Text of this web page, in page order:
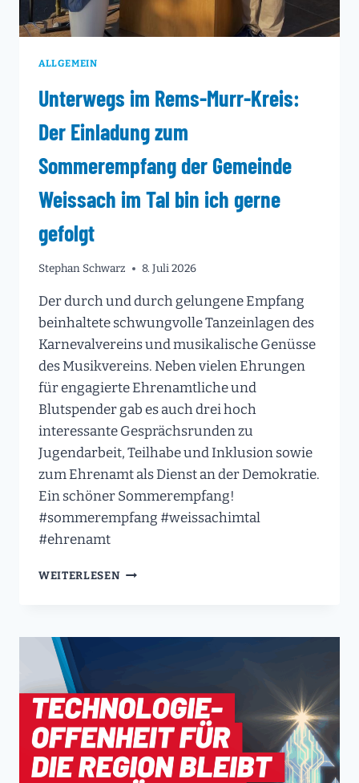
ALLGEMEIN
Unterwegs im Rems-Murr-Kreis:
Der Einladung zum
Sommerempfang der Gemeinde
Weissach im Tal bin ich gerne
gefolgt
Stephan Schwarz 8. Juli 2026
Der durch und durch gelungene Empfang
beinhaltete schwungvolle Tanzeinlagen des
Karnevalvereins und musikalische Genüsse
des Musikvereins. Neben vielen Ehrungen
für engagierte Ehrenamtliche und
Blutspender gab es auch drei hoch
interessante Gesprächsrunden zu
Jugendarbeit, Teilhabe und Inklusion sowie
zum Ehrenamt als Dienst an der Demokratie.
Ein schöner Sommerempfang!
#sommerempfang #weissachimtal
#ehrenamt
WEITERLESEN UNTERWEGS
KREIS:
SOMMEREMPFANG
DER
GEMEINDE
WEISSACH
IM